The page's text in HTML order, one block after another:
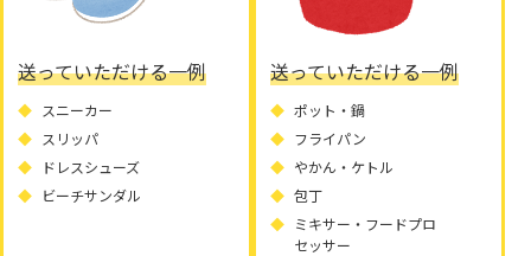
送っていただける一例
スニーカー
スリッパ
ドレスシューズ
ビーチサンダル
送っていただける一例
ポット・鍋
フライパン
やかん・ケトル
包丁
ミキサー・フードプロ
セッサー